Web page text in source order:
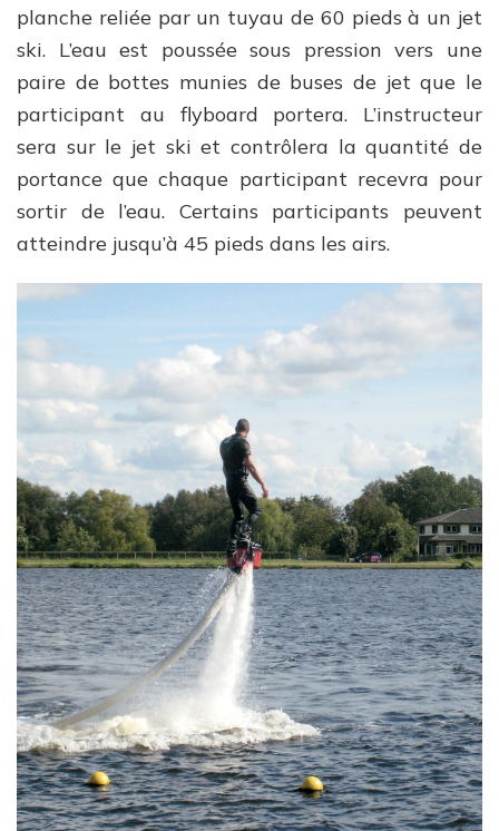
planche reliée par un tuyau de 60 pieds à un jet
ski. L’eau est poussée sous pression vers une
paire de bottes munies de buses de jet que le
participant au flyboard portera. L’instructeur
sera sur le jet ski et contrôlera la quantité de
portance que chaque participant recevra pour
sortir de l’eau. Certains participants peuvent
atteindre jusqu’à 45 pieds dans les airs.